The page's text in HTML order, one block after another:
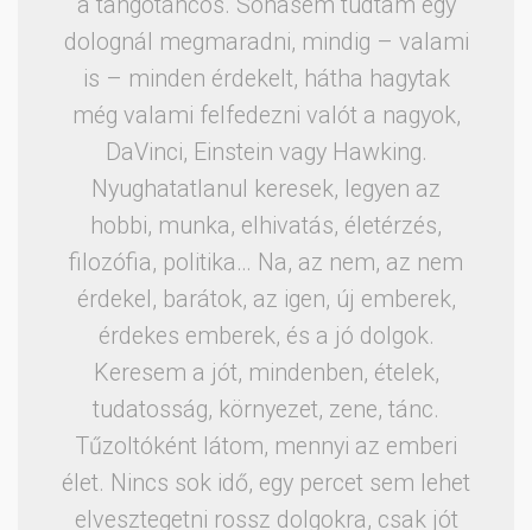
dolognál megmaradni, mindig – valami
is – minden érdekelt, hátha hagytak
még valami felfedezni valót a nagyok,
DaVinci, Einstein vagy Hawking.
Nyughatatlanul keresek, legyen az
hobbi, munka, elhivatás, életérzés,
filozófia, politika… Na, az nem, az nem
érdekel, barátok, az igen, új emberek,
érdekes emberek, és a jó dolgok.
Keresem a jót, mindenben, ételek,
tudatosság, környezet, zene, tánc.
Tűzoltóként látom, mennyi az emberi
élet. Nincs sok idő, egy percet sem lehet
elvesztegetni rossz dolgokra, csak jót